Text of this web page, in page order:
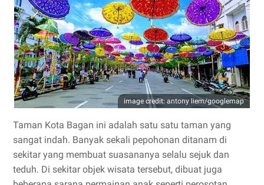
image credit: antony liem/googlemap
Taman Kota Bagan ini adalah satu satu taman yang
sangat indah. Banyak sekali pepohonan ditanam di
sekitar yang membuat suasananya selalu sejuk dan
teduh. Di sekitar objek wisata tersebut, dibuat juga